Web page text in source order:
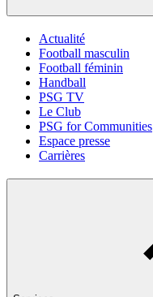
Actualité
Football masculin
Football féminin
Handball
PSG TV
Le Club
PSG for Communities
Espace presse
Carrières